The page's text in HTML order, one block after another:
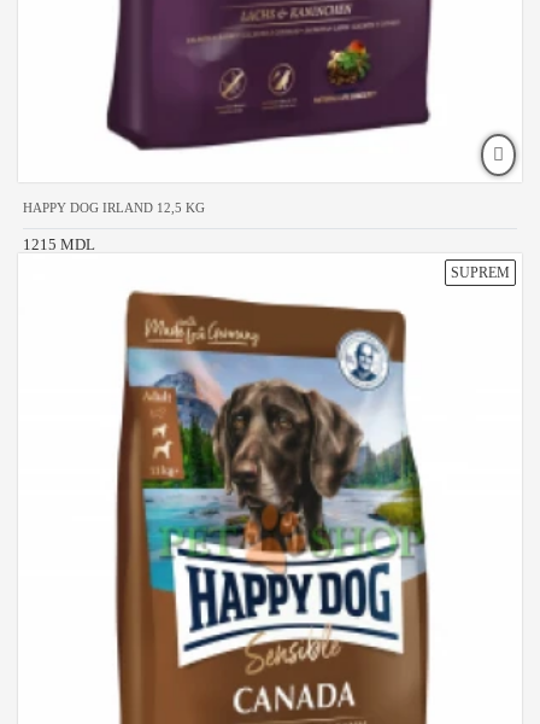
HAPPY DOG IRLAND 12,5 KG
1215 MDL